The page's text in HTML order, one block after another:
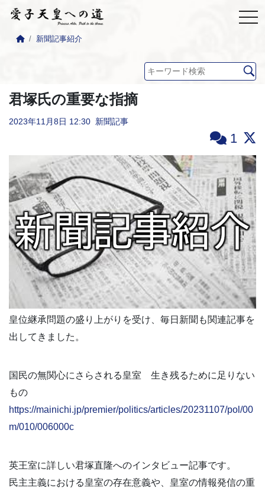
新聞記事紹介
君塚氏の重要な指摘
2023年11月8日 12:30 新聞記事
1
皇位継承問題の盛り上がりを受け、毎日新聞も関連記事を
出してきました。
国民の無関心にさらされる皇室 生き残るために足りない
もの
https://mainichi.jp/premier/politics/articles/20231107/pol/00
m/010/006000c
英王室に詳しい君塚直隆へのインタビュー記事です。
民主主義における皇室の存在意義や、皇室の情報発信の重